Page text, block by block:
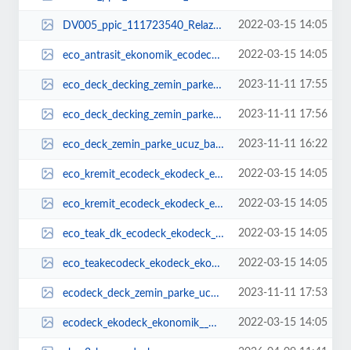
DV005_ppic_111723540_Relazzo_Style_Terra_brushed_0.jpg 2022-03-15 14:05
eco_antrasit_ekonomik_ecodeck_ekodeck_ekonomik__DKK_plastikahapzemindemekapla... 2022-03-15 14:05
eco_deck_decking_zemin_parke_ucuz_bahe_dmekan_plastik_ahap.jpg 2023-11-11 17:55
eco_deck_decking_zemin_parke_ucuz_bahe_dmekan_plastik_ahap_1.jpg 2023-11-11 17:56
eco_deck_zemin_parke_ucuz_bahe_dmekan_kompozit_parke.jpg 2023-11-11 16:22
eco_kremit_ecodeck_ekodeck_ekonomik__DKK_plastikahapzemindemekaplamawoodpvcep... 2022-03-15 14:05
eco_kremit_ecodeck_ekodeck_ekonomik__DKK_plastikahapzemindemekaplamawoodpvcep... 2022-03-15 14:05
eco_teak_dk_ecodeck_ekodeck_ekonomik__DKK_plastikahapzemindemekaplamawoodpvce... 2022-03-15 14:05
eco_teakecodeck_ekodeck_ekonomik__DKK_plastikahapzemindemekaplamawoodpvcepoks... 2022-03-15 14:05
ecodeck_deck_zemin_parke_ucuz_bahe_dmekan_plastik_ahap.jpg 2023-11-11 17:53
ecodeck_ekodeck_ekonomik__DKK_plastikahapzemindemekaplamawoodpvcepoksiwpcdeck... 2022-03-15 14:05